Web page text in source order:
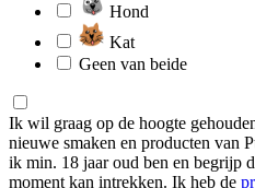
Hond
Kat
Geen van beide
Ik wil graag op de hoogte
nieuwe smaken en producten van
ik min. 18 jaar oud ben en begrijp
moment kan intrekken. Ik heb de